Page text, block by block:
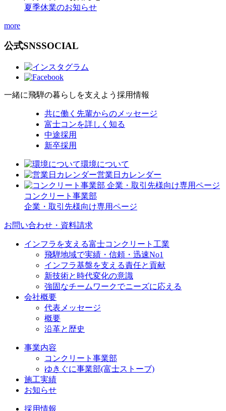
夏季休業のお知らせ
more
公式SNSSOCIAL
一緒に飛騨の暮らしを支えよう 採用情報
共に働く先輩からのメッセージ
富士コンを詳しく知る
中途採用
新卒採用
環境について
営業日カレンダー
コンクリート事業部
企業・取引先様向け専用ページ
お問い合わせ・資料請求
インフラを支える富士コンクリート工業
飛騨地域で実績・信頼・迅速No1
インフラ基盤を支える責任と貢献
新技術と時代変化の意識
強固なチームワークでニーズに応える
会社概要
代表メッセージ
概要
沿革と歴史
事業内容
コンクリート事業部
ゆきぐに事業部(富士ストーブ)
施工実績
お知らせ
採用情報